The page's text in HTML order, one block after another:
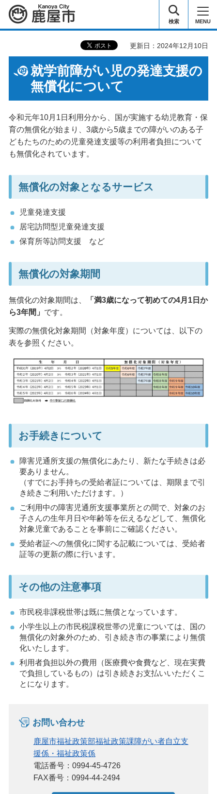
鹿屋市 検索 MENU
更新日：2024年12月10日
就学前障がい児の発達支援の
無償化について
令和元年10月1日利用分から、国が実施する幼児教育・保
育の無償化が始まり、3歳から5歳までの障がいのある子
どもたちのための児童発達支援等の利用者負担について
も無償化されています。
無償化の対象となるサービス
児童発達支援
居宅訪問型児童発達支援
保育所等訪問支援 など
無償化の対象期間
無償化の対象期間は、
「満3歳になって初めての4月1日か
ら3年間」 です。
実際の無償化対象期間（対象年度）については、以下の
表を参照ください。
お手続きについて
障害児通所支援の無償化にあたり、新たな手続きは必
要ありません。
（すでにお手持ちの受給者証については、期限まで引
き続きご利用いただけます。）
ご利用中の障害児通所支援事業所との間で、対象のお
子さんの生年月日や年齢等を伝えるなどして、無償化
対象児童であることを事前にご確認ください。
受給者証への無償化に関する記載については、受給者
証等の更新の際に行います。
その他の注意事項
市民税非課税世帯は既に無償となっています。
小学生以上の市民税課税世帯の児童については、国の
無償化の対象外のため、引き続き市の事業により無償
化いたします。
利用者負担以外の費用（医療費や食費など、現在実費
で負担しているもの）は引き続きお支払いいただくこ
とになります。
お問い合わせ
鹿屋市福祉政策部福祉政策課障がい者自立支
援係・福祉政策係
電話番号：0994-45-4726
FAX番号：0994-44-2494